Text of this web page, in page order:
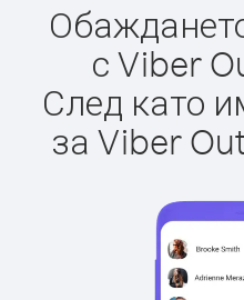
с Viber
След като
за Viber